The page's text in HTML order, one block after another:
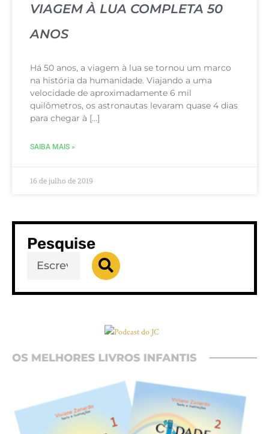
VIAGEM À LUA COMPLETA 50
ANOS
Há 50 anos, a viagem à lua se tornou um marco
na história da humanidade. Viajando a uma
velocidade de aproximadamente 6 mil
quilômetros, os astronautas levaram quase 4 dias
para chegar à […]
SAIBA MAIS »
16 de julho de 2019
Pesquise